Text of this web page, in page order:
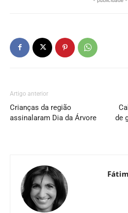
Artigo anterior
Crianças da região
assinalaram Dia da Árvore
de